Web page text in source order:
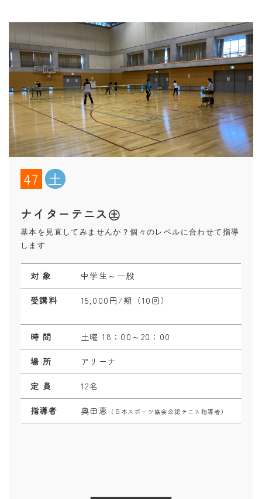
47 土
ナイターテニス㊏
基本を見直してみませんか？個々のレベルに合わせて指導
します
対 象 中学生～一般
受講料 15,000円/期（10回）
時 間 土曜 18：0 0～20 ：00
場 所 アリーナ
定 員 12名
指導者 奥田恵 （日本スポーツ協会公認テニス指導者）